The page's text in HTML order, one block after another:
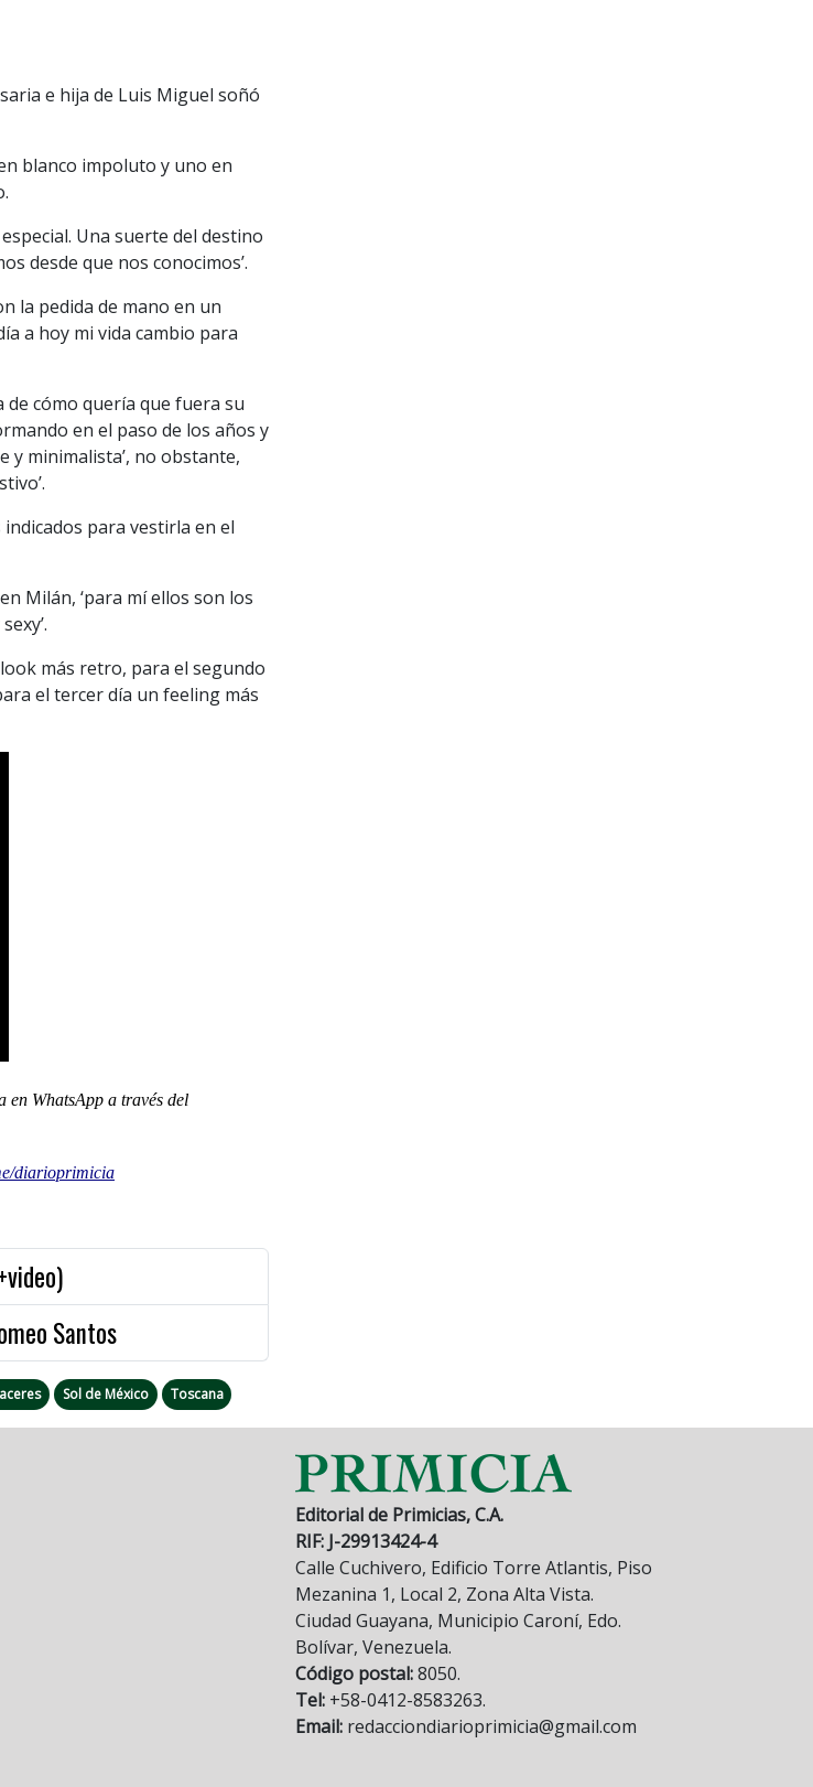
e hija de Luis Miguel soñó
blanco impoluto y uno en
Una suerte del destino
desde que nos conocimos’.
la pedida de mano en un
a hoy mi vida cambio para
cómo quería que fuera su
en el paso de los años y
y minimalista’, no obstante,
para vestirla en el
Milán, ‘para mí ellos son los
más retro, para el segundo
el tercer día un feeling más
WhatsApp a través del
diarioprimicia
Santos
Sol de México Toscana
Editorial de Primicias, C.A.
RIF: J-29913424-4
Calle Cuchivero, Edificio Torre Atlantis, Piso
Mezanina 1, Local 2, Zona Alta Vista.
Ciudad Guayana, Municipio Caroní, Edo.
Bolívar, Venezuela.
Código postal:8050.
Tel: +58-0412-8583263.
Email: redacciondiarioprimicia@gmail.com